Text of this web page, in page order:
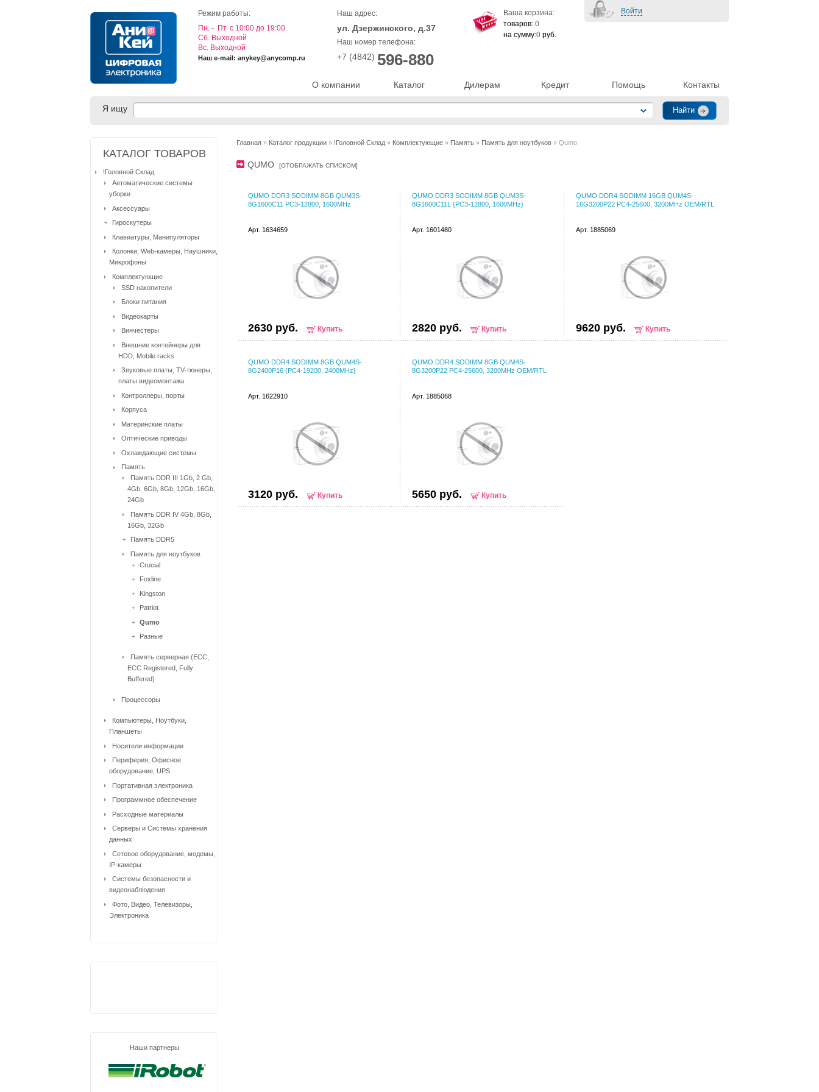
О компании Каталог Дилерам Кредит Помощь Контакты
Режим работы:
Пн. - Пт. с 10:00 до 19:00
Cб. Выходной
Вс. Выходной
Наш e-mail: anykey@anycomp.ru
Наш адрес:
ул. Дзержинского, д.37
Наш номер телефона:
+7 (4842) 596-880
Войти
Ваша корзина:
товаров: 0
на сумму:0 руб.
Я ищу
Главная » Каталог продукции » !Головной Склад » Комплектующие » Память » Память для ноутбуков » Qumo
QUMO [ОТОБРАЖАТЬ СПИСКОМ]
QUMO DDR3 SODIMM 8GB QUM3S-
8G1600C11 PC3-12800, 1600MHz
Арт. 1634659
2630 руб. Купить
QUMO DDR3 SODIMM 8GB QUM3S-
8G1600C11L {PC3-12800, 1600MHz}
Арт. 1601480
2820 руб. Купить
QUMO DDR4 SODIMM 16GB QUM4S-
16G3200P22 PC4-25600, 3200MHz OEM/RTL
Арт. 1885069
9620 руб. Купить
QUMO DDR4 SODIMM 8GB QUM4S-
8G2400P16 {PC4-19200, 2400MHz}
Арт. 1622910
3120 руб. Купить
QUMO DDR4 SODIMM 8GB QUM4S-
8G3200P22 PC4-25600, 3200MHz OEM/RTL
Арт. 1885068
5650 руб. Купить
КАТАЛОГ ТОВАРОВ
!Головной Склад
Автоматические системы
уборки
Аксессуары
Гироскутеры
Клавиатуры, Манипуляторы
Колонки, Web-камеры, Наушники,
Микрофоны
Комплектующие
SSD накопители
Блоки питания
Видеокарты
Винчестеры
Внешние контейнеры для
HDD, Mobile racks
Звуковые платы, TV-тюнеры,
платы видеомонтажа
Контроллеры, порты
Корпуса
Материнские платы
Оптические приводы
Охлаждающие системы
Память
Память DDR III 1Gb, 2 Gb,
4Gb, 6Gb, 8Gb, 12Gb, 16Gb,
24Gb
Память DDR IV 4Gb, 8Gb,
16Gb, 32Gb
Память DDR5
Память для ноутбуков
Crucial
Foxline
Kingston
Patriot
Qumo
Разные
Память серверная (ECC,
ECC Registered, Fully
Buffered)
Процессоры
Компьютеры, Ноутбуки,
Планшеты
Носители информации
Периферия, Офисное
оборудование, UPS
Портативная электроника
Программное обеспечение
Расходные материалы
Серверы и Системы хранения
данных
Сетевое оборудование, модемы,
IP-камеры
Системы безопасности и
видеонаблюдения
Фото, Видео, Телевизоры,
Электроника
Наши партнеры